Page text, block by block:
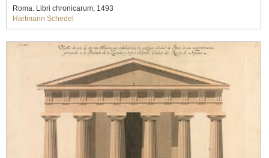
Roma. Libri chronicarum, 1493
Hartmann Schedel